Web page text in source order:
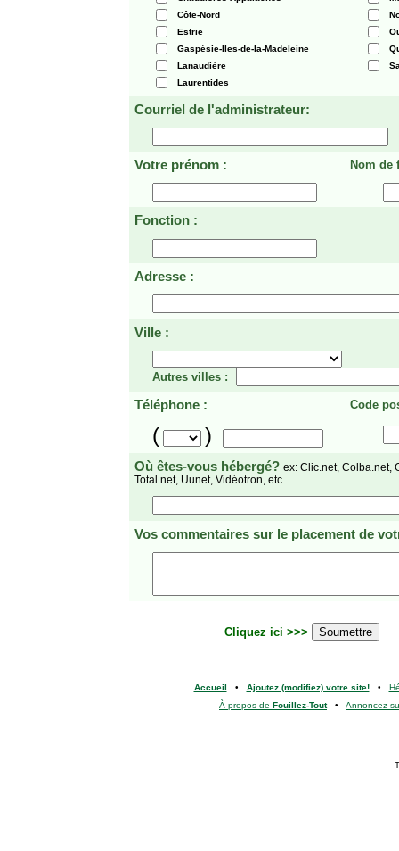
Côte-Nord
Estrie
Gaspésie-Iles-de-la-Madeleine
Lanaudière
Laurentides
Courriel de l'administrateur:
Votre prénom : Nom de
Fonction :
Adresse :
Ville :
Autres villes :
Téléphone : Code
( )
Où êtes-vous hébergé? ex: Clic.net, Colba.net,
Total.net, Uunet, Vidéotron, etc.
Vos commentaires sur le placement de
Cliquez ici >>>
Accueil • Ajoutez (modifiez) votre site!•
À propos de Fouillez-Tout• Annoncez